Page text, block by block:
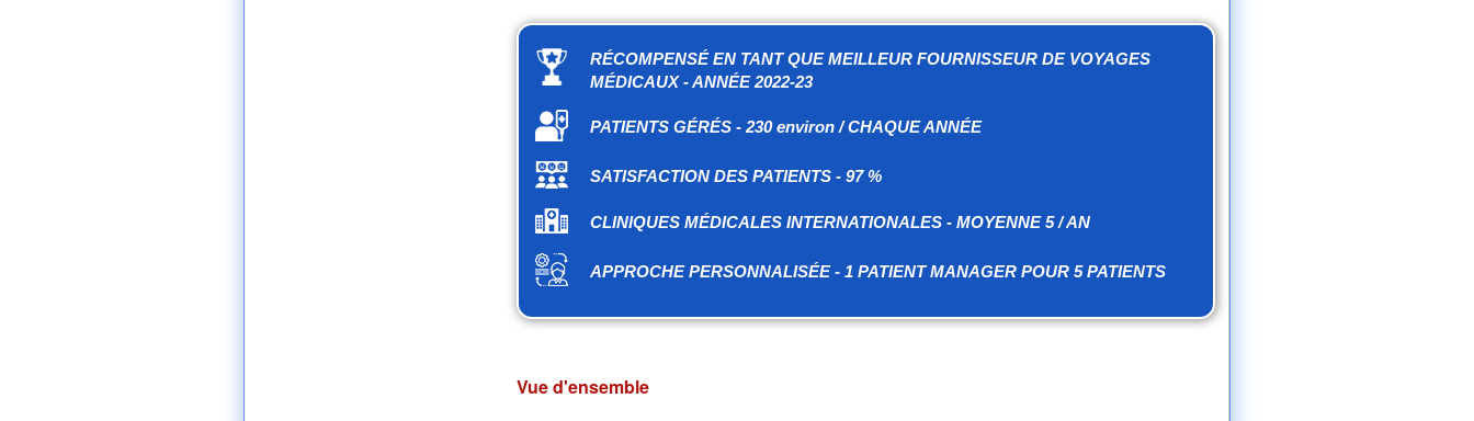
RÉCOMPENSÉ EN TANT QUE MEILLEUR FOURNISSEUR DE VOYAGES
MÉDICAUX - ANNÉE 2022-23
PATIENTS GÉRÉS - 230 environ / CHAQUE ANNÉE
SATISFACTION DES PATIENTS - 97 %
CLINIQUES MÉDICALES INTERNATIONALES - MOYENNE 5 / AN
APPROCHE PERSONNALISÉE - 1 PATIENT MANAGER POUR 5 PATIENTS
Vue d'ensemble